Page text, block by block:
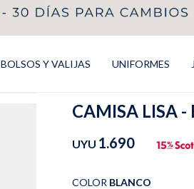
BOLSOS Y VALIJAS UNIFORMES
CAMISA LISA -
UYU 1.690
COLOR BLANCO